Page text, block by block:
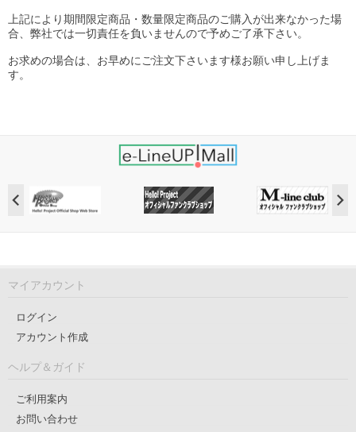
上記により期間限定商品・数量限定商品のご購入が出来なかった場
合、弊社では一切責任を負いませんので予めご了承下さい。
お求めの場合は、お早めにご注文下さいます様お願い申し上げま
す。
マイアカウント
ログイン
アカウント作成
ヘルプ＆ガイド
ご利用案内
お問い合わせ